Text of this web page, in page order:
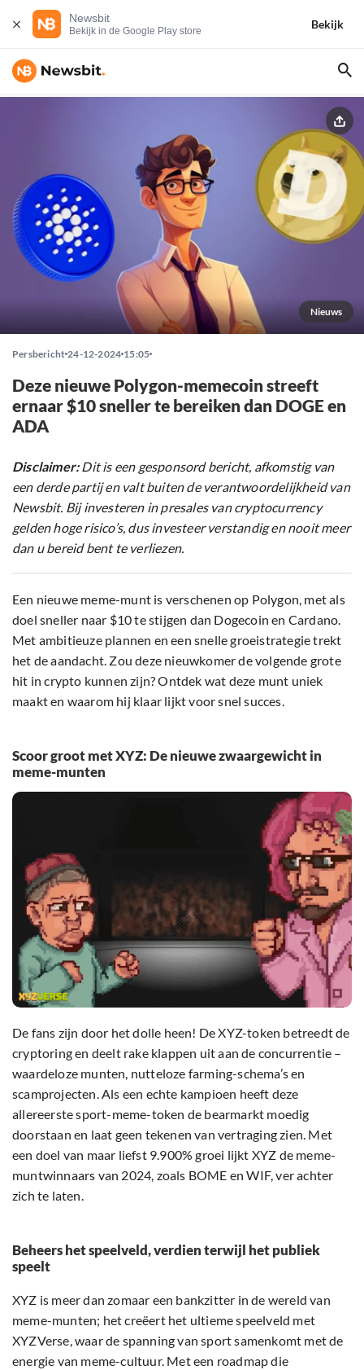
Newsbit
Bekijk in de Google Play store
Bekijk
Nieuws
Persbericht 24-12-2024 15:05
Deze nieuwe Polygon-memecoin streeft
ernaar $10 sneller te bereiken dan DOGE en
ADA
Disclaimer:Dit is een gesponsord bericht, afkomstig van
een derde partij en valt buiten de verantwoordelijkheid van
Newsbit. Bij investeren in presales van cryptocurrency
gelden hoge risico’s, dus investeer verstandig en nooit meer
dan u bereid bent te verliezen.
Een nieuwe meme-munt is verschenen op Polygon, met als
doel sneller naar $10 te stijgen dan Dogecoin en Cardano.
Met ambitieuze plannen en een snelle groeistrategie trekt
het de aandacht. Zou deze nieuwkomer de volgende grote
hit in crypto kunnen zijn? Ontdek wat deze munt uniek
maakt en waarom hij klaar lijkt voor snel succes.
Scoor groot met XYZ: De nieuwe zwaargewicht in
meme-munten
De fans zijn door het dolle heen! De XYZ-token betreedt de
cryptoring en deelt rake klappen uit aan de concurrentie –
waardeloze munten, nutteloze farming-schema’s en
scamprojecten. Als een echte kampioen heeft deze
allereerste sport-meme-token de bearmarkt moedig
doorstaan en laat geen tekenen van vertraging zien. Met
een doel van maar liefst 9.900% groei lijkt XYZ de meme-
muntwinnaars van 2024, zoals BOME en WIF, ver achter
zich te laten.
Beheers het speelveld, verdien terwijl het publiek
speelt
XYZ is meer dan zomaar een bankzitter in de wereld van
meme-munten; het creëert het ultieme speelveld met
XYZVerse, waar de spanning van sport samenkomt met de
energie van meme-cultuur. Met een roadmap die